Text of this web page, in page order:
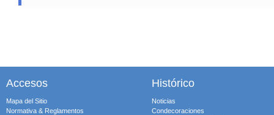
Accesos
Mapa del Sitio
Normativa & Reglamentos
Histórico
Noticias
Condecoraciones